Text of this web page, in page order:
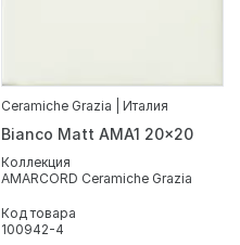
Ceramiche Grazia | Италия
Bianco Matt AMA1 20x20
Коллекция
AMARCORD Ceramiche Grazia
Код товара
100942-4